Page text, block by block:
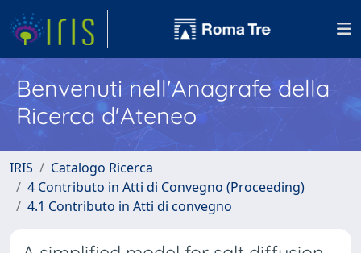
Benvenuti nell'Anagrafe della
Ricerca d'Ateneo
IRIS
Catalogo Ricerca
4 Contributo in Atti di Convegno (Proceeding)
4.1 Contributo in Atti di convegno